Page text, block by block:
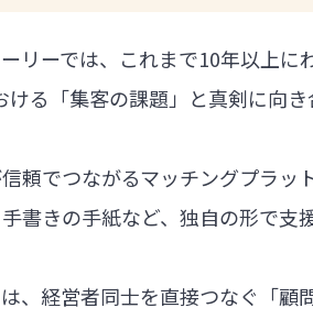
リーでは、これまで10年以上にわ
る「集客の課題」と真剣に向き
頼でつながるマッチングプラッ
書きの手紙など、独自の形で支
、経営者同士を直接つなぐ「顧